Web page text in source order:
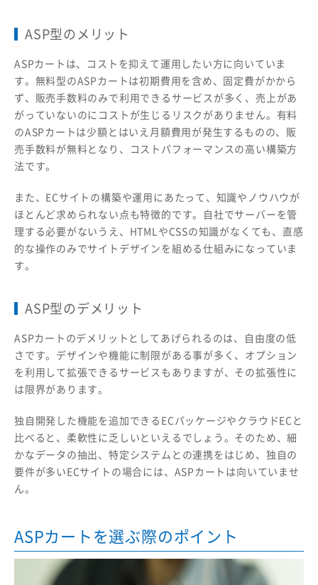
ASP型のメリット
ASPカートは、コストを抑えて運用したい方に向いていま
す。無料型のASPカートは初期費用を含め、固定費がかから
ず、販売手数料のみで利用できるサービスが多く、売上があ
がっていないのにコストが生じるリスクがありません。有料
のASPカートは少額とはいえ月額費用が発生するものの、販
売手数料が無料となり、コストパフォーマンスの高い構築方
法です。
また、ECサイトの構築や運用にあたって、知識やノウハウが
ほとんど求められない点も特徴的です。自社でサーバーを管
理する必要がないうえ、HTMLやCSSの知識がなくても、直感
的な操作のみでサイトデザインを組める仕組みになっていま
す。
ASP型のデメリット
ASPカートのデメリットとしてあげられるのは、自由度の低
さです。デザインや機能に制限がある事が多く、オプション
を利用して拡張できるサービスもありますが、その拡張性に
は限界があります。
独自開発した機能を追加できるECパッケージやクラウドECと
比べると、柔軟性に乏しいといえるでしょう。そのため、細
かなデータの抽出、特定システムとの連携をはじめ、独自の
要件が多いECサイトの場合には、ASPカートは向いていませ
ん。
ASPカートを選ぶ際のポイント